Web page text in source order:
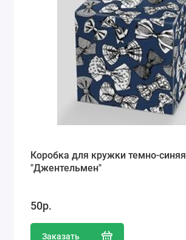
Коробка для кружки темно-синяя
"Джентельмен"
50р.
Заказать